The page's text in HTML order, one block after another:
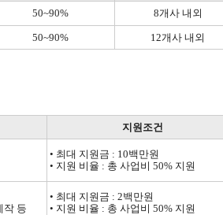
50~90% 8개사 내외
50~90% 12개사 내외
지원조건
• 최대 지원금 : 10백만원
• 지원 비율 : 총 사업비 50% 지원
작 등
• 최대 지원금 : 2백만원
• 지원 비율 : 총 사업비 50% 지원